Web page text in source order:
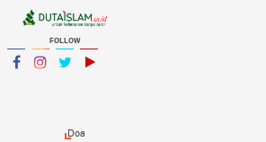
FOLLOW
Doa